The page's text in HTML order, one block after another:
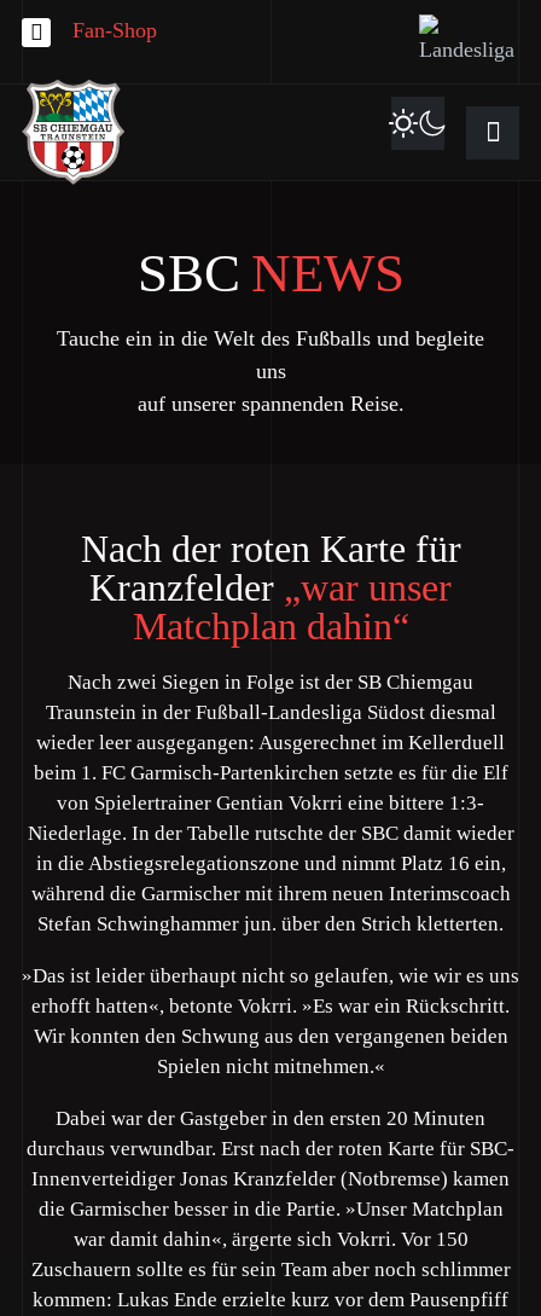
Fan-Shop
SBC NEWS
Tauche ein in die Welt des Fußballs und begleite
uns
auf unserer spannenden Reise.
Nach der roten Karte für
Kranzfelder „war unser
Matchplan dahin“
Nach zwei Siegen in Folge ist der SB Chiemgau
Traunstein in der Fußball-Landesliga Südost diesmal
wieder leer ausgegangen: Ausgerechnet im Kellerduell
beim 1. FC Garmisch-Partenkirchen setzte es für die Elf
von Spielertrainer Gentian Vokrri eine bittere 1:3-
Niederlage. In der Tabelle rutschte der SBC damit wieder
in die Abstiegsrelegationszone und nimmt Platz 16 ein,
während die Garmischer mit ihrem neuen Interimscoach
Stefan Schwinghammer jun. über den Strich kletterten.
»Das ist leider überhaupt nicht so gelaufen, wie wir es uns
erhofft hatten«, betonte Vokrri. »Es war ein Rückschritt.
Wir konnten den Schwung aus den vergangenen beiden
Spielen nicht mitnehmen.«
Dabei war der Gastgeber in den ersten 20 Minuten
durchaus verwundbar. Erst nach der roten Karte für SBC-
Innenverteidiger Jonas Kranzfelder (Notbremse) kamen
die Garmischer besser in die Partie. »Unser Matchplan
war damit dahin«, ärgerte sich Vokrri. Vor 150
Zuschauern sollte es für sein Team aber noch schlimmer
kommen: Lukas Ende erzielte kurz vor dem Pausenpfiff